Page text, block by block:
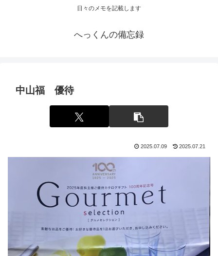
日々のメモを記載します
へっくんの備忘録
中山福 優待
2025.07.09 2025.07.21